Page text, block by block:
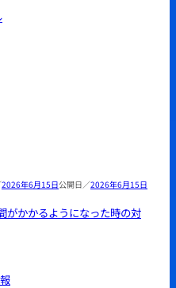
2026年6月15日 2026年6月15日
かかるようになった時の対